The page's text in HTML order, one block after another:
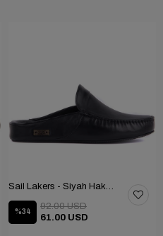
%34
61.00 USD
92.00 USD